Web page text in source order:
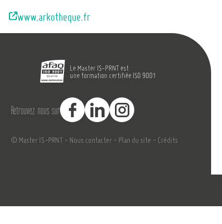
www.arkotheque.fr
Faculté de Pharmacie Aix-Marseille
Formasup - CFA
Le Master IS-PRNT est
une formation certifiée ISO 9001
Retrouvez-nous sur FacebookLinkedIn Instagram
© Master IS-PRNT - Nous contacter - Plan du site - Crédits